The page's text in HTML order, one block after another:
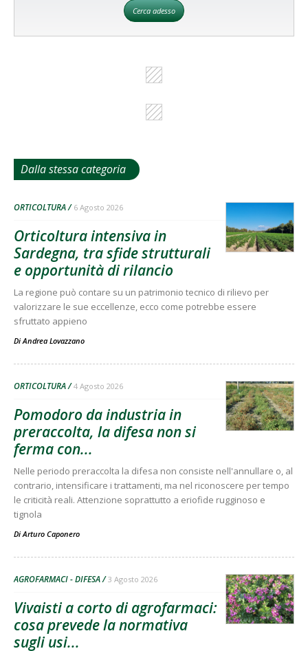
Cerca adesso
Dalla stessa categoria
ORTICOLTURA 6 Agosto 2026
Orticoltura intensiva in
Sardegna, tra sfide strutturali
e opportunità di rilancio
La regione può contare su un patrimonio tecnico di rilievo per
valorizzare le sue eccellenze, ecco come potrebbe essere
sfruttato appieno
Di Andrea Lovazzano
ORTICOLTURA 4 Agosto 2026
Pomodoro da industria in
preraccolta, la difesa non si
ferma con...
Nelle periodo preraccolta la difesa non consiste nell'annullare o, al
contrario, intensificare i trattamenti, ma nel riconoscere per tempo
le criticità reali. Attenzione soprattutto a eriofide rugginoso e
tignola
Di Arturo Caponero
AGROFARMACI - DIFESA 3 Agosto 2026
Vivaisti a corto di agrofarmaci:
cosa prevede la normativa
sugli usi...